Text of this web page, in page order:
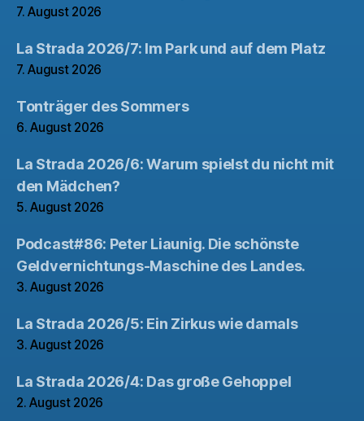
7. August 2026
La Strada 2026/7: Im Park und auf dem Platz
7. August 2026
Tonträger des Sommers
6. August 2026
La Strada 2026/6: Warum spielst du nicht mit
den Mädchen?
5. August 2026
Podcast#86: Peter Liaunig. Die schönste
Geldvernichtungs-Maschine des Landes.
3. August 2026
La Strada 2026/5: Ein Zirkus wie damals
3. August 2026
La Strada 2026/4: Das große Gehoppel
2. August 2026